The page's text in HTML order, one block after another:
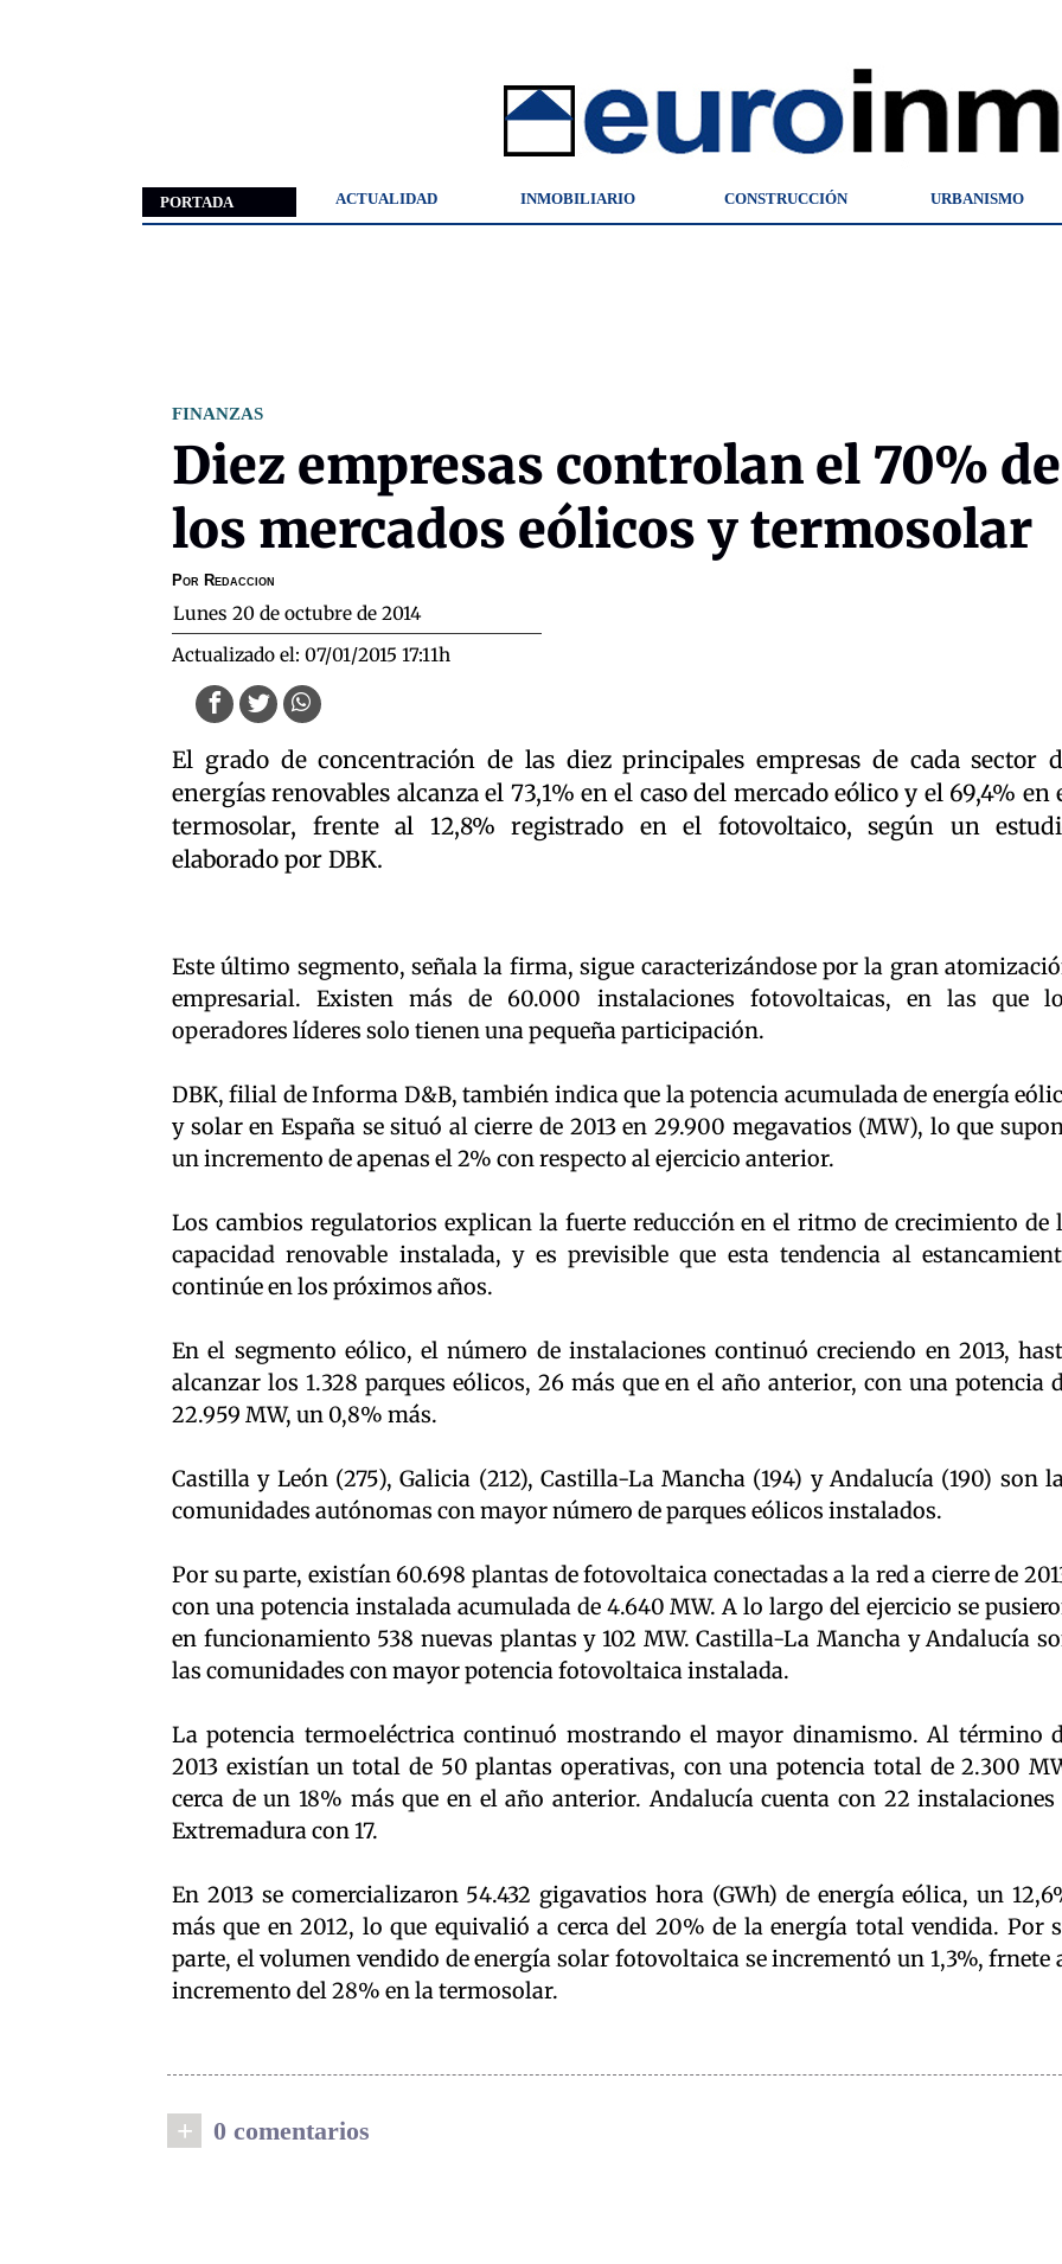
PORTADA ACTUALIDAD INMOBILIARIO CONSTRUCCIÓN URBANISMO
FINANZAS
Diez empresas controlan el 70% de
los mercados eólicos y termosolar
Por Redaccion
lunes 20 de octubre de 2014
Actualizado el: 07/01/2015 17:11h
El grado de concentración de las diez principales empresas de cada sector
energías renovables alcanza el 73,1% en el caso del mercado eólico y el 69,4% en
termosolar, frente al 12,8% registrado en el fotovoltaico, según un
elaborado por DBK.
Este último segmento, señala la firma, sigue caracterizándose por la gran
empresarial. Existen más de 60.000 instalaciones fotovoltaicas, en las que
operadores líderes solo tienen una pequeña participación.
DBK, filial de Informa D&B, también indica que la potencia acumulada de energía
y solar en España se situó al cierre de 2013 en 29.900 megavatios (MW), lo que
un incremento de apenas el 2% con respecto al ejercicio anterior.
Los cambios regulatorios explican la fuerte reducción en el ritmo de crecimiento de
capacidad renovable instalada, y es previsible que esta tendencia al
continúe en los próximos años.
En el segmento eólico, el número de instalaciones continuó creciendo en 2013,
alcanzar los 1.328 parques eólicos, 26 más que en el año anterior, con una potencia
22.959 MW, un 0,8% más.
Castilla y León (275), Galicia (212), Castilla-La Mancha (194) y Andalucía (190) son
comunidades autónomas con mayor número de parques eólicos instalados.
Por su parte, existían 60.698 plantas de fotovoltaica conectadas a la red a cierre de
con una potencia instalada acumulada de 4.640 MW. A lo largo del ejercicio se
en funcionamiento 538 nuevas plantas y 102 MW. Castilla-La Mancha y Andalucía
las comunidades con mayor potencia fotovoltaica instalada.
La potencia termoeléctrica continuó mostrando el mayor dinamismo. Al término
2013 existían un total de 50 plantas operativas, con una potencia total de 2.300
cerca de un 18% más que en el año anterior. Andalucía cuenta con 22 instalaciones
Extremadura con 17.
En 2013 se comercializaron 54.432 gigavatios hora (GWh) de energía eólica, un
más que en 2012, lo que equivalió a cerca del 20% de la energía total vendida. Por
parte, el volumen vendido de energía solar fotovoltaica se incrementó un 1,3%, frnete
incremento del 28% en la termosolar.
+ 0 comentarios